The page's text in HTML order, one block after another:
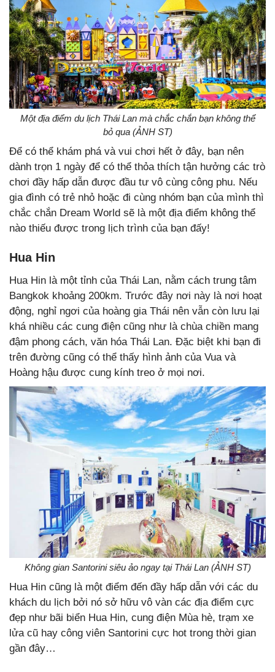
Một địa điểm du lịch Thái Lan mà chắc chắn bạn không thể
bỏ qua (ẢNH ST)
Để có thể khám phá và vui chơi hết ở đây, bạn nên
dành trọn 1 ngày để có thể thỏa thích tận hưởng các trò
chơi đầy hấp dẫn được đầu tư vô cùng công phu. Nếu
gia đình có trẻ nhỏ hoặc đi cùng nhóm bạn của mình thì
chắc chắn Dream World sẽ là một địa điểm không thể
nào thiếu được trong lịch trình của bạn đấy!
Hua Hin
Hua Hin là một tỉnh của Thái Lan, nằm cách trung tâm
Bangkok khoảng 200km. Trước đây nơi này là nơi hoạt
động, nghỉ ngơi của hoàng gia Thái nên vẫn còn lưu lại
khá nhiều các cung điện cũng như là chùa chiền mang
đậm phong cách, văn hóa Thái Lan. Đặc biệt khi bạn đi
trên đường cũng có thể thấy hình ảnh của Vua và
Hoàng hậu được cung kính treo ở mọi nơi.
Không gian Santorini siêu ảo ngay tại Thái Lan (ẢNH ST)
Hua Hin cũng là một điểm đến đầy hấp dẫn với các du
khách du lịch bởi nó sở hữu vô vàn các địa điểm cực
đẹp như bãi biển Hua Hin, cung điện Mùa hè, trạm xe
lửa cũ hay công viên Santorini cực hot trong thời gian
gần đây…